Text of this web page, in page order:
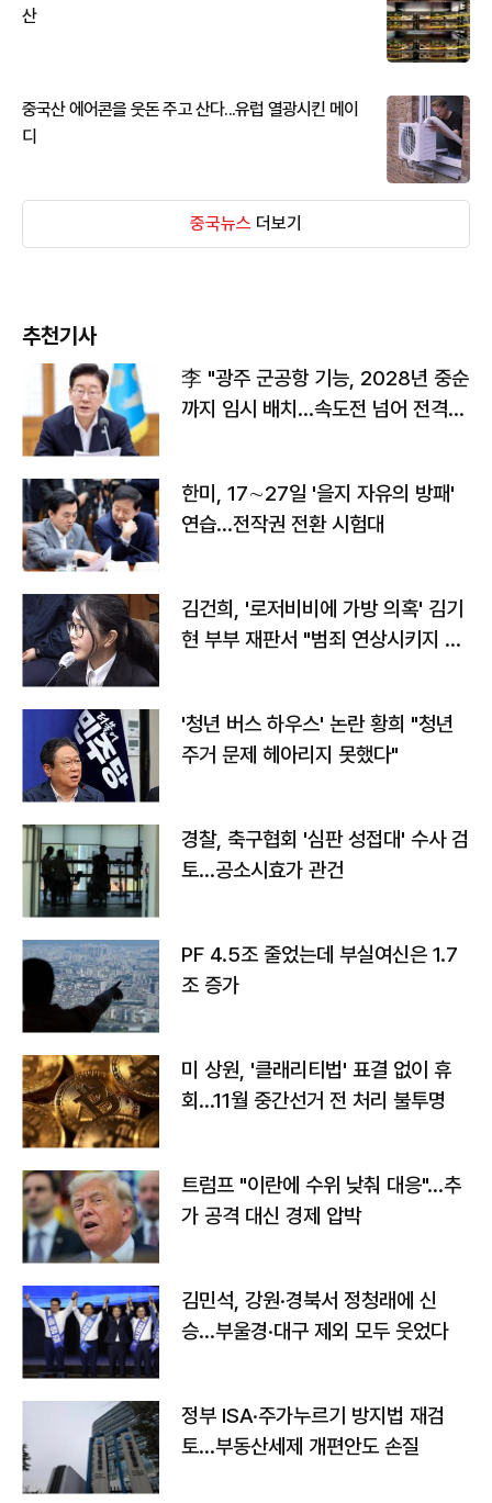
산
중국산 에어콘을 웃돈 주고 산다...유럽 열광시킨 메이
디
중국뉴스 더보기
추천기사
李 "광주 군공항 기능, 2028년 중순
까지 임시 배치…속도전 넘어 전격
한미, 17∼27일 '을지 자유의 방패'
연습…전작권 전환 시험대
김건희, '로저비비에 가방 의혹' 김기
현 부부 재판서 "범죄 연상시키지 말
'청년 버스 하우스' 논란 황희 "청년
주거 문제 헤아리지 못했다"
경찰, 축구협회 '심판 성접대' 수사 검
토…공소시효가 관건
PF 4.5조 줄었는데 부실여신은 1.7
조 증가
미 상원, '클래리티법' 표결 없이 휴
회…11월 중간선거 전 처리 불투명
트럼프 "이란에 수위 낮춰 대응"…추
가 공격 대신 경제 압박
김민석, 강원·경북서 정청래에 신
승…부울경·대구 제외 모두 웃었다
정부 ISA·주가누르기 방지법 재검
토…부동산세제 개편안도 손질